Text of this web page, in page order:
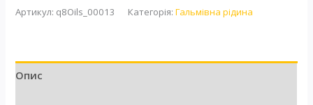
Артикул: q8Oils_00013 Категорія:Гальмівна рідина
Опис